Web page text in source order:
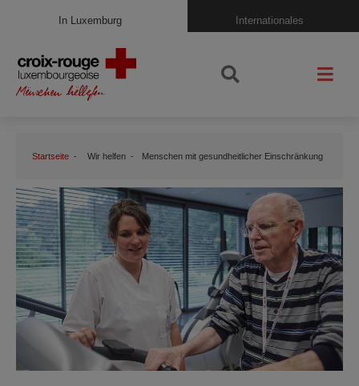
In Luxemburg Internationales
Startseite Wir helfen Menschen mit gesundheitlicher Einschränkung